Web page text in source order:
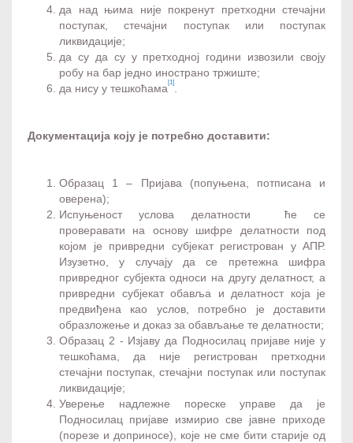
да над њима није покренут претходни стечајни
поступак, стечајни поступак или поступак
ликвидације;
да су да су у претходној години извозили своју
робу на бар једно инострано тржиште;
да нису у тешкоћама [1]
Документација коју је потребно доставити:
Образац 1 – Пријава (попуњена, потписана и
оверена);
Испуњеност услова делатности ће се
проверавати на основу шифре делатности под
којом је привредни субјекат регистрован у АПР.
Изузетно, у случају да се претежна шифра
привредног субјекта односи на другу делатност, а
привредни субјекат обавља и делатност која је
предвиђена као услов, потребно је доставити
образложење и доказ за обављање те делатности;
Образац 2 - Изјаву да Подносилац пријаве није у
тешкоћама, да није регистрован претходни
стечајни поступак, стечајни поступак или поступак
ликвидације;
Уверење надлежне пореске управе да је
Подносилац пријаве измирио све јавне приходе
(порезе и доприносе), које не сме бити старије од